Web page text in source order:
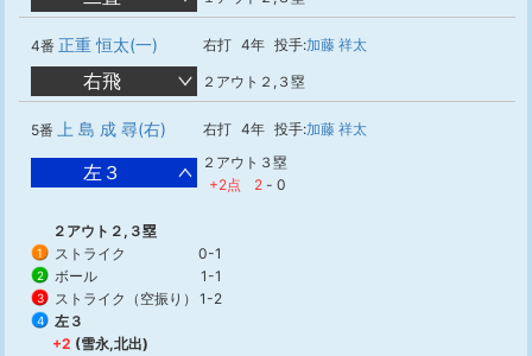
4番 正重 恒太(一) 右打 4年 投手:加藤 祥太
右飛 ２アウト２,３塁
5番 上 島 成 尋(右) 右打 4年 投手:加藤 祥太
左３
２アウト３塁
+2点
2 - 0
２アウト２,３塁
1 ストライク 0-1
2 ボール 1-1
3 ストライク（空振り） 1-2
4
左３
+2 (雪永,北出)